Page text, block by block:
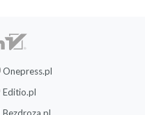
Onepress.pl
Editio.pl
Bezdroza.pl